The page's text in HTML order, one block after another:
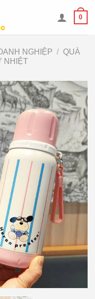
0
NGHIỆP / QUÀ
NHIỆT